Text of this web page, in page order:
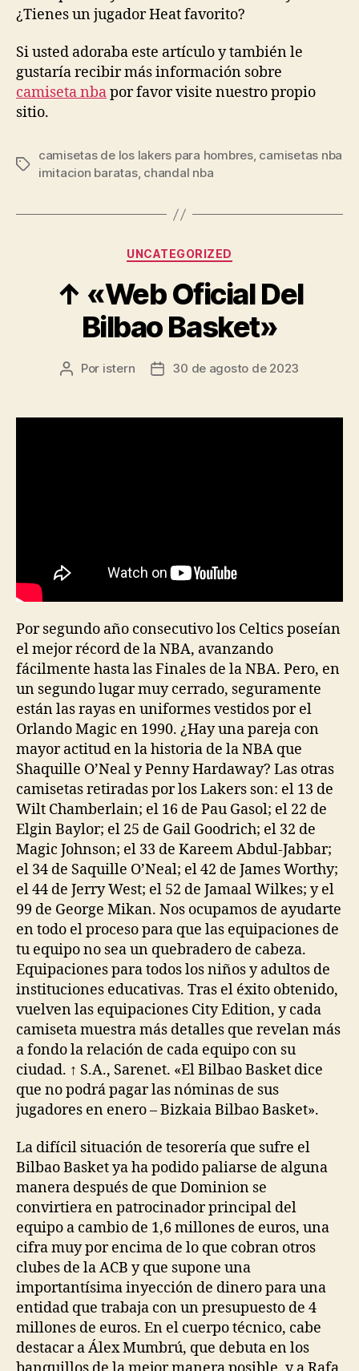
¿Tienes un jugador Heat favorito?
Si usted adoraba este artículo y también le
gustaría recibir más información sobre
camiseta nbapor favor visite nuestro propio
sitio.
Etiquetas
camisetas de los lakers para hombres, camisetas nba
imitacion baratas, chandal nba
Categorías
UNCATEGORIZED
↑ «Web Oficial Del
Bilbao Basket»
Autor
entrada
Por istern
Fecha
entrada
30 de agosto de 2023
Por segundo año consecutivo los Celtics poseían
el mejor récord de la NBA, avanzando
fácilmente hasta las Finales de la NBA. Pero, en
un segundo lugar muy cerrado, seguramente
están las rayas en uniformes vestidos por el
Orlando Magic en 1990. ¿Hay una pareja con
mayor actitud en la historia de la NBA que
Shaquille O’Neal y Penny Hardaway? Las otras
camisetas retiradas por los Lakers son: el 13 de
Wilt Chamberlain; el 16 de Pau Gasol; el 22 de
Elgin Baylor; el 25 de Gail Goodrich; el 32 de
Magic Johnson; el 33 de Kareem Abdul-Jabbar;
el 34 de Saquille O’Neal; el 42 de James Worthy;
el 44 de Jerry West; el 52 de Jamaal Wilkes; y el
99 de George Mikan. Nos ocupamos de ayudarte
en todo el proceso para que las equipaciones de
tu equipo no sea un quebradero de cabeza.
Equipaciones para todos los niños y adultos de
instituciones educativas. Tras el éxito obtenido,
vuelven las equipaciones City Edition, y cada
camiseta muestra más detalles que revelan más
a fondo la relación de cada equipo con su
ciudad. ↑ S.A., Sarenet. «El Bilbao Basket dice
que no podrá pagar las nóminas de sus
jugadores en enero – Bizkaia Bilbao Basket».
La difícil situación de tesorería que sufre el
Bilbao Basket ya ha podido paliarse de alguna
manera después de que Dominion se
convirtiera en patrocinador principal del
equipo a cambio de 1,6 millones de euros, una
cifra muy por encima de lo que cobran otros
clubes de la ACB y que supone una
importantísima inyección de dinero para una
entidad que trabaja con un presupuesto de 4
millones de euros. En el cuerpo técnico, cabe
destacar a Álex Mumbrú, que debuta en los